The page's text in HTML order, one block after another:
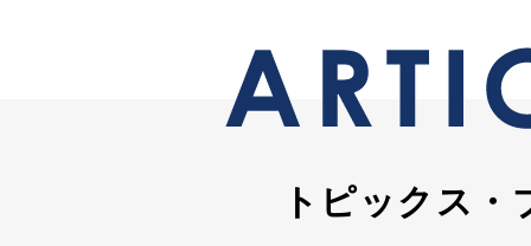
トピックス・